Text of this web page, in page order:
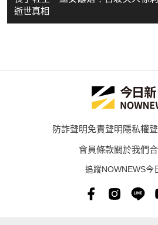
逝世真相
防詐聲明免責聲明隱私權
會員條款關於我們
追蹤NOWNEWS今